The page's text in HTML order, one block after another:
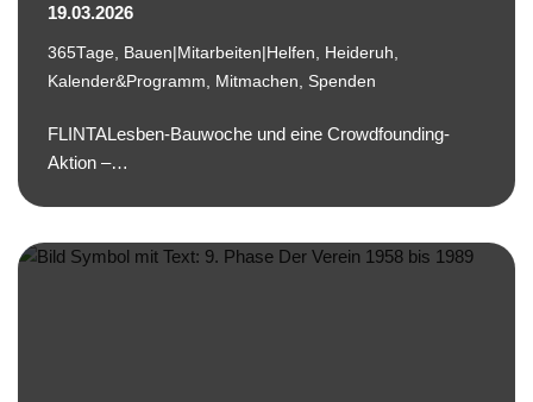
19.03.2026
365Tage Bauen|Mitarbeiten|Helfen Heideruh
Kalender&Programm
Mitmachen Spenden
FLINTALesben-Bauwoche und eine Crowdfounding-
Aktion –…